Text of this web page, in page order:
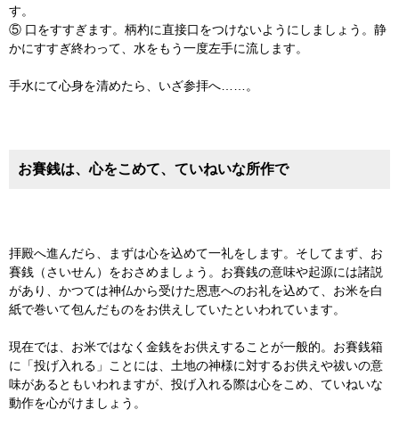
す。
⑤ 口をすすぎます。柄杓に直接口をつけないようにしましょう。静
かにすすぎ終わって、水をもう一度左手に流します。
手水にて心身を清めたら、いざ参拝へ……。
お賽銭は、心をこめて、ていねいな所作で
拝殿へ進んだら、まずは心を込めて一礼をします。そしてまず、お
賽銭（さいせん）をおさめましょう。お賽銭の意味や起源には諸説
があり、かつては神仏から受けた恩恵へのお礼を込めて、お米を白
紙で巻いて包んだものをお供えしていたといわれています。
現在では、お米ではなく金銭をお供えすることが一般的。お賽銭箱
に「投げ入れる」ことには、土地の神様に対するお供えや祓いの意
味があるともいわれますが、投げ入れる際は心をこめ、ていねいな
動作を心がけましょう。